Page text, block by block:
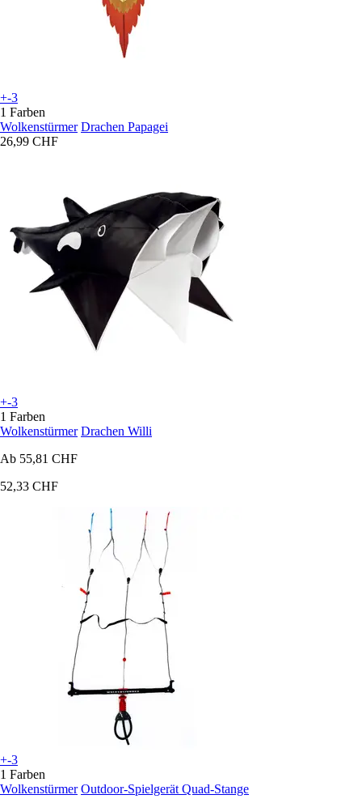
+-3
1 Farben
Wolkenstürmer Drachen Papagei
26,99 CHF
+-3
1 Farben
Wolkenstürmer Drachen Willi
Ab 55,81 CHF
52,33 CHF
+-3
1 Farben
Wolkenstürmer Outdoor-Spielgerät Quad-Stange